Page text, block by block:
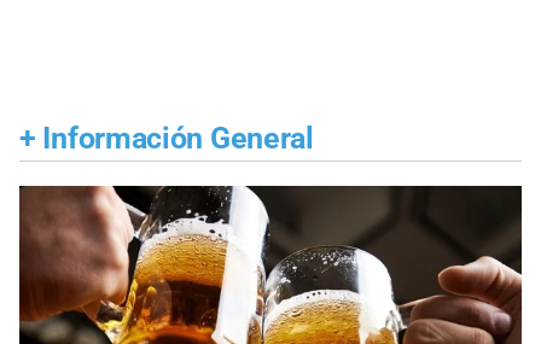
+ Información General